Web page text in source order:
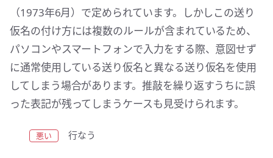
（1973年6月）で定められています。しかしこの送り
仮名の付け方には複数のルールが含まれているため、
パソコンやスマートフォンで入力をする際、意図せず
に通常使用している送り仮名と異なる送り仮名を使用
してしまう場合があります。推敲を繰り返すうちに誤
った表記が残ってしまうケースも見受けられます。
行なう